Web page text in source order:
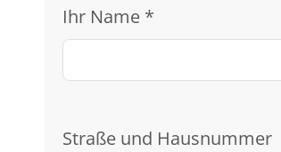
Ihr Name *
Straße und Hausnummer